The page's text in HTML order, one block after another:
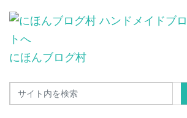
にほんブログ村